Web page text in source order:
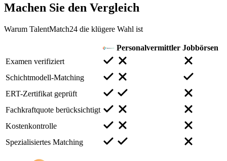
Machen Sie den Vergleich
Warum TalentMatch24 die klügere Wahl ist
Personalvermittler Jobbörsen
Examen verifiziert
Schichtmodell-Matching
ERT-Zertifikat geprüft
Fachkraftquote berücksichtigt
Kostenkontrolle
Spezialisiertes Matching